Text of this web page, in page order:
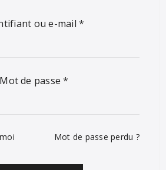
ou e-mail*
Mot de passe*
Mot de passe perdu ?